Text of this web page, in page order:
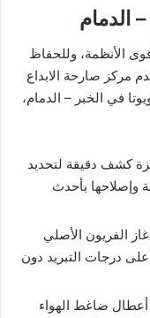
الدمام
الأنظمة، وللحفاظ
مركز صارحة الابداع
في الخبر – الدمام،
كشف دقيقة لتحديد
وإصلاحها بأحدث
الفريون الأصلي
درجات التبريد دون
ضاغط الهواء